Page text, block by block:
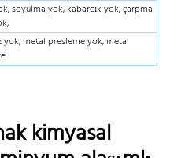
soyulma yok, kabarcık yok, çarpma
yok, metal presleme yok, metal
kimyasal